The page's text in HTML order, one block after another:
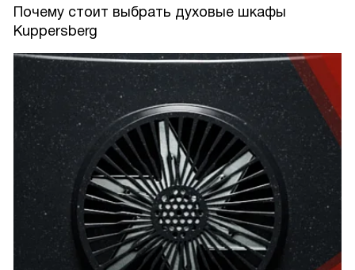
Почему стоит выбрать духовые шкафы
Kuppersberg